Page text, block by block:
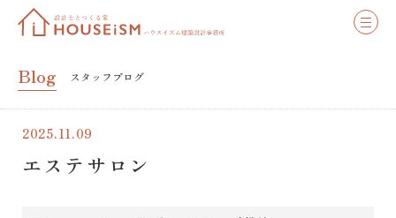
Blog スタッフブログ
2025.11.09
エステサロン